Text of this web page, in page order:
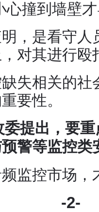
心撞到墙壁
，是看守
对其进行
失相关的
要性。
提出，要
警等监控类
监控市场
-2-